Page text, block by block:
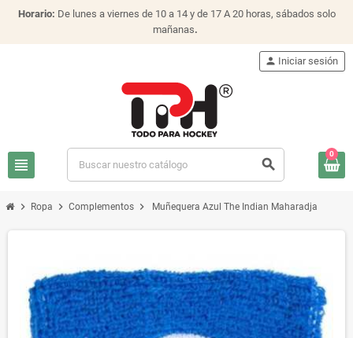
Horario: De lunes a viernes de 10 a 14 y de 17 A 20 horas, sábados solo
mañanas.
view_headline search
person Iniciar sesión
0
chevron_right Ropa chevron_right Complementos chevron_right Muñequera Azul The Indian Maharadja